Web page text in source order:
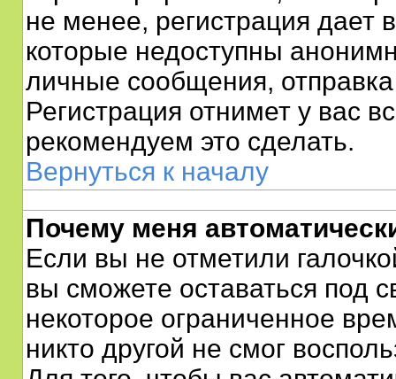
не менее, регистрация дает
которые недоступны
личные сообщения, отправка
Регистрация отнимет у вас
рекомендуем это сделать.
Вернуться к началу
Почему меня
Если вы не отметили
вы сможете оставаться под
некоторое ограниченное
никто другой не смог